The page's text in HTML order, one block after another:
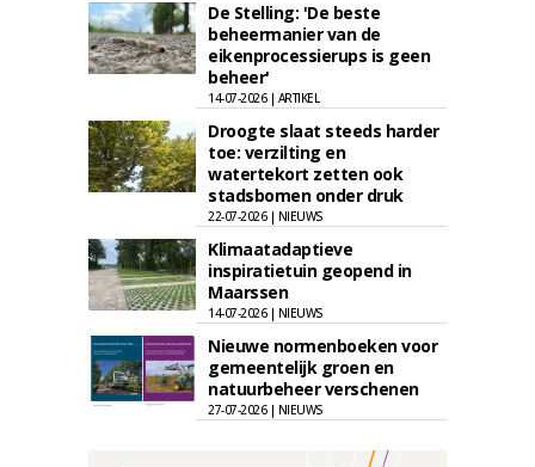
De Stelling: 'De beste
beheermanier van de
eikenprocessierups is geen
beheer'
14-07-2026 | ARTIKEL
Droogte slaat steeds harder
toe: verzilting en
watertekort zetten ook
stadsbomen onder druk
22-07-2026 | NIEUWS
Klimaatadaptieve
inspiratietuin geopend in
Maarssen
14-07-2026 | NIEUWS
Nieuwe normenboeken voor
gemeentelijk groen en
natuurbeheer verschenen
27-07-2026 | NIEUWS